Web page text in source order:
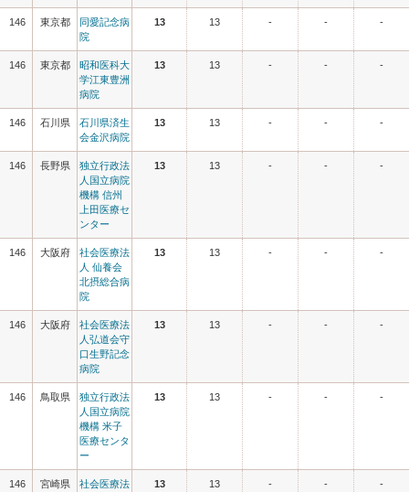
146 東京都
同愛記念病
院
13 13 - - -
146 東京都
昭和医科大
学江東豊洲
病院
13 13 - - -
146 石川県
石川県済生
会金沢病院
13 13 - - -
146 長野県
独立行政法
人国立病院
機構 信州
上田医療セ
ンター
13 13 - - -
146 大阪府
社会医療法
人 仙養会
北摂総合病
院
13 13 - - -
146 大阪府
社会医療法
人弘道会守
口生野記念
病院
13 13 - - -
146 鳥取県
独立行政法
人国立病院
機構 米子
医療センタ
ー
13 13 - - -
146 宮崎県
社会医療法
13 13 - - -